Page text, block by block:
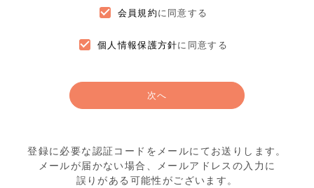
会員規約に同意する
個人情報保護方針に同意する
次へ
登録に必要な認証コードをメールにてお送りします。
メールが届かない場合、メールアドレスの入力に
誤りがある可能性がございます。